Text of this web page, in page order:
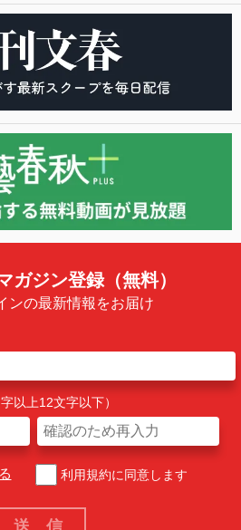
ガジン登録（無料）
ンの最新情報をお届け
以上12文字以下）
利用規約に同意します